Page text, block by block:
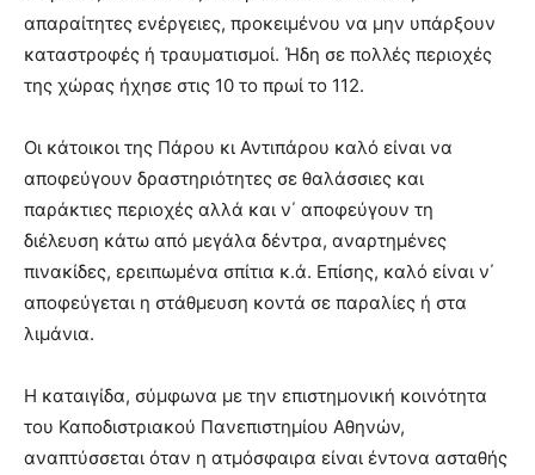
απαραίτητες ενέργειες, προκειμένου να μην υπάρξουν
καταστροφές ή τραυματισμοί. Ήδη σε πολλές περιοχές
της χώρας ήχησε στις 10 το πρωί το 112.
Οι κάτοικοι της Πάρου κι Αντιπάρου καλό είναι να
αποφεύγουν δραστηριότητες σε θαλάσσιες και
παράκτιες περιοχές αλλά και ν΄ αποφεύγουν τη
διέλευση κάτω από μεγάλα δέντρα, αναρτημένες
πινακίδες, ερειπωμένα σπίτια κ.ά. Επίσης, καλό είναι ν΄
αποφεύγεται η στάθμευση κοντά σε παραλίες ή στα
λιμάνια.
Η καταιγίδα, σύμφωνα με την επιστημονική κοινότητα
του Καποδιστριακού Πανεπιστημίου Αθηνών,
αναπτύσσεται όταν η ατμόσφαιρα είναι έντονα ασταθής